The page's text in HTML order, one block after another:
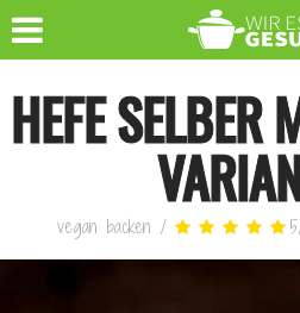
HEFE
vegan backen / 5